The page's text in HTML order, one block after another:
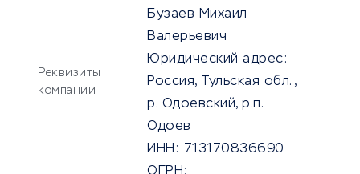
Реквизиты
компании
Бузаев Михаил
Валерьевич
Юридический адрес:
Россия, Тульская обл.,
р. Одоевский, р.п.
Одоев
ИНН:
713170836690